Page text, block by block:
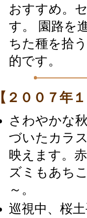
おすすめ。
す。 園路を
ちた種を拾
的です。
【２００７年
さわやかな
づいたカラ
映えます。
ズミもあち
～。
巡視中、桜